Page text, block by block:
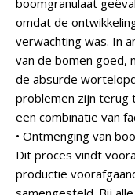
boomgranulaat
omdat de
verwachting was. In
van de bomen goed,
de absurde
problemen zijn terug
een combinatie van
• Ontmenging van
Dit proces vindt
productie